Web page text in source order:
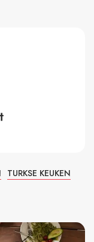
TURKSE KEUKEN